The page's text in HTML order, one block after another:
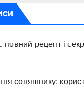
повний рецепт і
соняшнику: